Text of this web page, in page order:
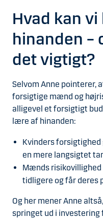
Hvad kan
hinanden –
det vigtigt?
Selvom Anne pointerer,
forsigtige mænd og
alligevel et forsigtigt
lære af hinanden:
Kvinders
en mere langsigtet
Mænds risikovillighed
tidligere og får deres
Og her mener Anne
springet ud i